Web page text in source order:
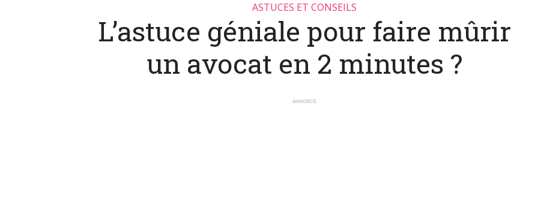
ASTUCES ET CONSEILS
L’astuce géniale pour faire mûrir
un avocat en 2 minutes ?
ANNONCE